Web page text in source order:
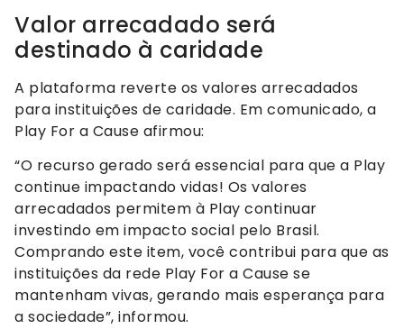
Valor arrecadado será
destinado à caridade
A plataforma reverte os valores arrecadados
para instituições de caridade. Em comunicado, a
Play For a Cause afirmou:
“O recurso gerado será essencial para que a Play
continue impactando vidas! Os valores
arrecadados permitem à Play continuar
investindo em impacto social pelo Brasil.
Comprando este item, você contribui para que as
instituições da rede Play For a Cause se
mantenham vivas, gerando mais esperança para
a sociedade”, informou.